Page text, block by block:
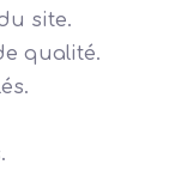
site.
qualité.